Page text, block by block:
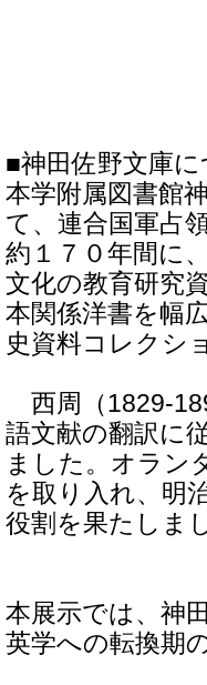
■神田佐野文庫に
本学附属図書館
て、連合国軍占
約１７０年間に
文化の教育研究
本関係洋書を幅
史資料コレクシ
西周（1829-
語文献の翻訳に
ました。オラン
を取り入れ、明
役割を果たしま
本展示では、神
英学への転換期